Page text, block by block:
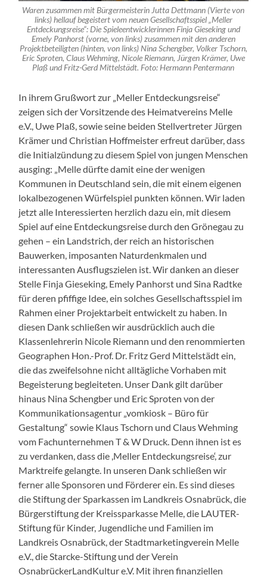
Waren zusammen mit Bürgermeisterin Jutta Dettmann (Vierte von
links) hellauf begeistert vom neuen Gesellschaftsspiel „Meller
Entdeckungsreise“: Die Spieleentwicklerinnen Finja Gieseking und
Emely Panhorst (vorne, von links) zusammen mit den anderen
Projektbeteiligten (hinten, von links) Nina Schengber, Volker Tschorn,
Eric Sproten, Claus Wehming, Nicole Riemann, Jürgen Krämer, Uwe
Plaß und Fritz-Gerd Mittelstädt. Foto: Hermann Pentermann
In ihrem Grußwort zur „Meller Entdeckungsreise“
zeigen sich der Vorsitzende des Heimatvereins Melle
e.V., Uwe Plaß, sowie seine beiden Stellvertreter Jürgen
Krämer und Christian Hoffmeister erfreut darüber, dass
die Initialzündung zu diesem Spiel von jungen Menschen
ausging: „Melle dürfte damit eine der wenigen
Kommunen in Deutschland sein, die mit einem eigenen
lokalbezogenen Würfelspiel punkten können. Wir laden
jetzt alle Interessierten herzlich dazu ein, mit diesem
Spiel auf eine Entdeckungsreise durch den Grönegau zu
gehen – ein Landstrich, der reich an historischen
Bauwerken, imposanten Naturdenkmalen und
interessanten Ausflugszielen ist. Wir danken an dieser
Stelle Finja Gieseking, Emely Panhorst und Sina Radtke
für deren pfiffige Idee, ein solches Gesellschaftsspiel im
Rahmen einer Projektarbeit entwickelt zu haben. In
diesen Dank schließen wir ausdrücklich auch die
Klassenlehrerin Nicole Riemann und den renommierten
Geographen Hon.-Prof. Dr. Fritz Gerd Mittelstädt ein,
die das zweifelsohne nicht alltägliche Vorhaben mit
Begeisterung begleiteten. Unser Dank gilt darüber
hinaus Nina Schengber und Eric Sproten von der
Kommunikationsagentur „vomkiosk – Büro für
Gestaltung“ sowie Klaus Tschorn und Claus Wehming
vom Fachunternehmen T & W Druck. Denn ihnen ist es
zu verdanken, dass die ,Meller Entdeckungsreise‘, zur
Marktreife gelangte. In unseren Dank schließen wir
ferner alle Sponsoren und Förderer ein. Es sind dieses
die Stiftung der Sparkassen im Landkreis Osnabrück, die
Bürgerstiftung der Kreissparkasse Melle, die LAUTER-
Stiftung für Kinder, Jugendliche und Familien im
Landkreis Osnabrück, der Stadtmarketingverein Melle
e.V., die Starcke-Stiftung und der Verein
OsnabrückerLandKultur e.V. Mit ihren finanziellen